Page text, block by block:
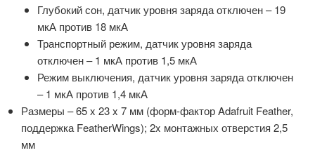
Глубокий сон, датчик уровня заряда отключен – 19
мкА против 18 мкА
Транспортный режим, датчик уровня заряда
отключен – 1 мкА против 1,5 мкА
Режим выключения, датчик уровня заряда отключен
– 1 мкА против 1,4 мкА
Размеры – 65 x 23 x 7 мм (форм-фактор Adafruit Feather,
поддержка FeatherWings); 2x монтажных отверстия 2,5
мм